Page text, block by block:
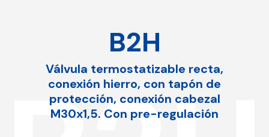
B2H
Válvula termostatizable recta,
conexión hierro, con tapón de
protección, conexión cabezal
M30x1,5. Con pre-regulación